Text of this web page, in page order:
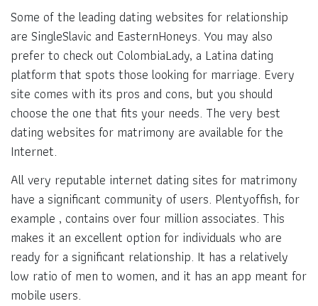
Some of the leading dating websites for relationship
are SingleSlavic and EasternHoneys. You may also
prefer to check out ColombiaLady, a Latina dating
platform that spots those looking for marriage. Every
site comes with its pros and cons, but you should
choose the one that fits your needs. The very best
dating websites for matrimony are available for the
Internet.
All very reputable internet dating sites for matrimony
have a significant community of users. Plentyoffish, for
example , contains over four million associates. This
makes it an excellent option for individuals who are
ready for a significant relationship. It has a relatively
low ratio of men to women, and it has an app meant for
mobile users.